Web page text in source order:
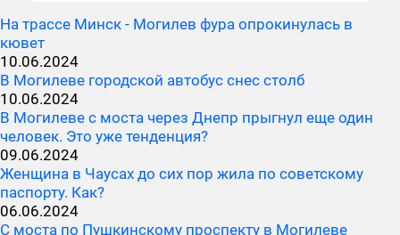
На трассе Минск - Могилев фура опрокинулась в
кювет
10.06.2024
В Могилеве городской автобус снес столб
10.06.2024
В Могилеве с моста через Днепр прыгнул еще один
человек. Это уже тенденция?
09.06.2024
Женщина в Чаусах до сих пор жила по советскому
паспорту. Как?
06.06.2024
С моста по Пушкинскому проспекту в Могилеве